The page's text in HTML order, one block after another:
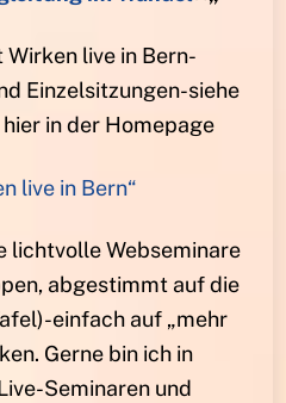
Wirken live in Bern-
Einzelsitzungen-siehe
in der Homepage
live in Bern“
lichtvolle Webseminare
abgestimmt auf die
einfach auf „mehr
Gerne bin ich in
Seminaren und